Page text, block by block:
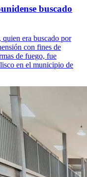
buscado
quien era buscado por
con fines de
de fuego, fue
en el municipio de